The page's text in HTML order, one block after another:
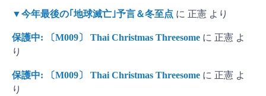
▼今年最後の｢地球滅亡｣予言＆冬至点 に 正憲 より
保護中: 〔M009〕 Thai Christmas Threesome に 正憲 よ
り
保護中: 〔M009〕 Thai Christmas Threesome に 正憲 よ
り